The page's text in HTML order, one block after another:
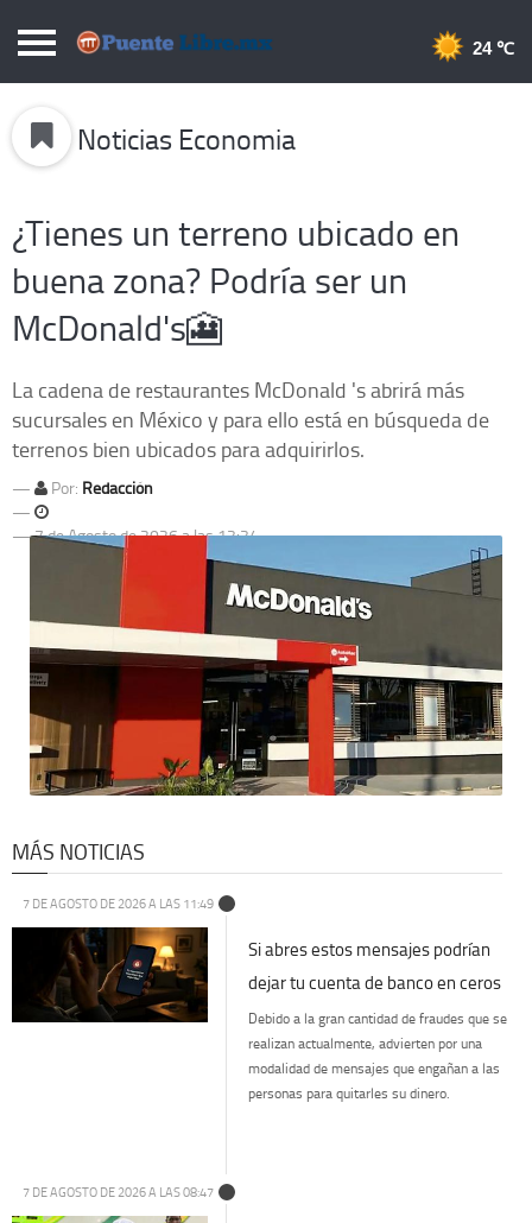
Puentelibre.mx
Local
Opinión
Cronos
Economía
Espectáculos
Deportes
Extra +
24 ℃
Noticias Economia
¿Tienes un terreno ubicado en
buena zona? Podría ser un
McDonald's🎦
La cadena de restaurantes McDonald 's abrirá más
sucursales en México y para ello está en búsqueda de
terrenos bien ubicados para adquirirlos.
Por: Redacción
7 de Agosto de 2026 a las 13:34
MÁS NOTICIAS
7 DE AGOSTO DE 2026 A LAS 11:49
Si abres estos mensajes podrían
dejar tu cuenta de banco en ceros
Debido a la gran cantidad de fraudes que se
realizan actualmente, advierten por una
modalidad de mensajes que engañan a las
personas para quitarles su dinero.
7 DE AGOSTO DE 2026 A LAS 08:47